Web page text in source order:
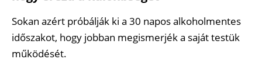
Sokan azért próbálják ki a 30 napos alkoholmentes
időszakot, hogy jobban megismerjék a saját testük
működését.